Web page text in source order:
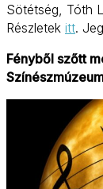
Sötétség, Tóth
Részletek itt.
Fényből szőtt